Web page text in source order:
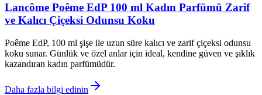
Lancôme Poême EdP 100 ml Kadın Parfümü Zarif
ve Kalıcı Çiçeksi Odunsu Koku
Poême EdP, 100 ml şişe ile uzun süre kalıcı ve zarif çiçeksi odunsu
koku sunar. Günlük ve özel anlar için ideal, kendine güven ve şıklık
kazandıran kadın parfümüdür.
Daha fazla bilgi edinin